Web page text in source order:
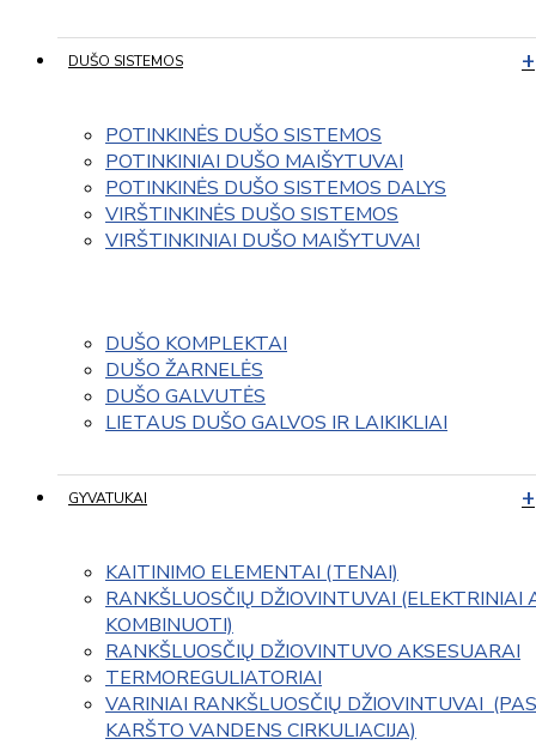
DUŠO SISTEMOS
POTINKINĖS DUŠO SISTEMOS
POTINKINIAI DUŠO MAIŠYTUVAI
POTINKINĖS DUŠO SISTEMOS DALYS
VIRŠTINKINĖS DUŠO SISTEMOS
VIRŠTINKINIAI DUŠO MAIŠYTUVAI
DUŠO KOMPLEKTAI
DUŠO ŽARNELĖS
DUŠO GALVUTĖS
LIETAUS DUŠO GALVOS IR LAIKIKLIAI
GYVATUKAI
KAITINIMO ELEMENTAI (TENAI)
RANKŠLUOSČIŲ DŽIOVINTUVAI (ELEKTRINIAI
KOMBINUOTI)
RANKŠLUOSČIŲ DŽIOVINTUVO AKSESUARAI
TERMOREGULIATORIAI
VARINIAI RANKŠLUOSČIŲ DŽIOVINTUVAI
KARŠTO VANDENS CIRKULIACIJA)